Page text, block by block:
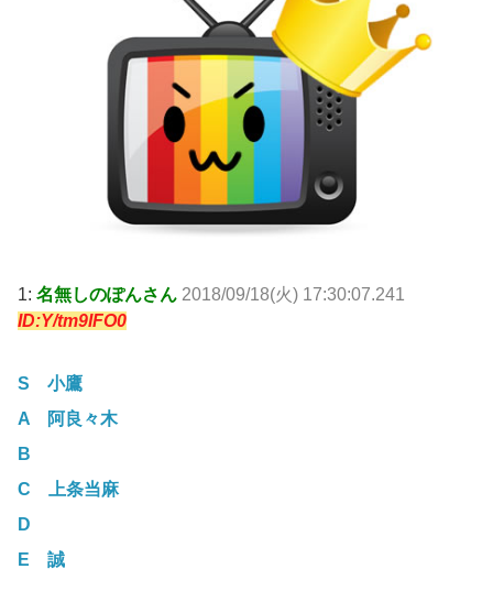
1: 名無しのぽんさん 2018/09/18(火) 17:30:07.241
ID:Y/tm9IFO0
S 小鷹
A 阿良々木
B
C 上条当麻
D
E 誠